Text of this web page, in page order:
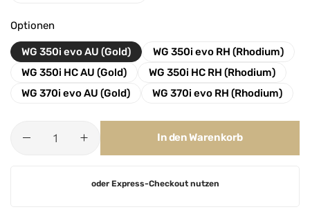
Optionen
WG 350i evo AU (Gold)
WG 350i evo RH (Rhodium)
WG 350i HC AU (Gold)
WG 350i HC RH (Rhodium)
WG 370i evo AU (Gold)
WG 370i evo RH (Rhodium)
In den Warenkorb
oder Express-Checkout nutzen